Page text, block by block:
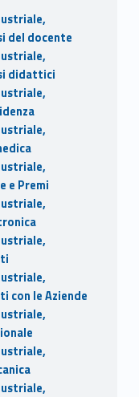
del docente
didattici
e Premi
con le Aziende